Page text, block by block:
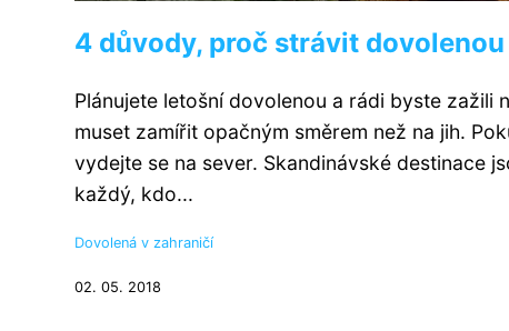
4 důvody, proč strávit
Plánujete letošní dovolenou a rádi byste zažili
muset zamířit opačným směrem než na jih.
vydejte se na sever. Skandinávské destinace
každý, kdo...
Dovolená v zahraničí
02. 05. 2018